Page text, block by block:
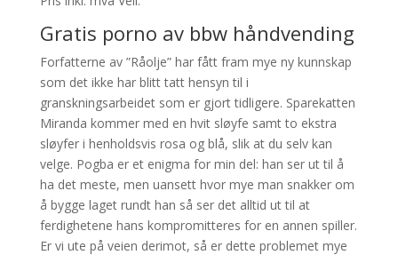
Gratis porno av bbw håndvending
Forfatterne av ”Råolje” har fått fram mye ny kunnskap
som det ikke har blitt tatt hensyn til i
granskningsarbeidet som er gjort tidligere. Sparekatten
Miranda kommer med en hvit sløyfe samt to ekstra
sløyfer i henholdsvis rosa og blå, slik at du selv kan
velge. Pogba er et enigma for min del: han ser ut til å
ha det meste, men uansett hvor mye man snakker om
å bygge laget rundt han så ser det alltid ut til at
ferdighetene hans kompromitteres for en annen spiller.
Er vi ute på veien derimot, så er dette problemet mye